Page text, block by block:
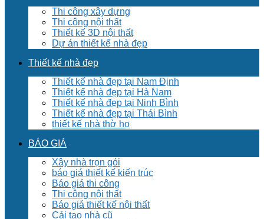
Thi công xây dựng
Thi công nội thất
Thiết kế 3D nội thất
Dự án thiết kế nhà đẹp
Thiết kế nhà đẹp
Thiết kế nhà đẹp tại Nam Định
Thiết kế nhà đẹp tại Hà Nam
Thiết kế nhà đẹp tại Ninh Bình
Thiết kế nhà đẹp tại Thái Bình
thiết kế nhà thờ họ
BÁO GIÁ
Xây nhà trọn gói
báo giá thiết kế kiến trúc
Báo giá thi công
Thi công nội thất
Báo giá thiết kế nội thất
Cải tạo nhà cũ